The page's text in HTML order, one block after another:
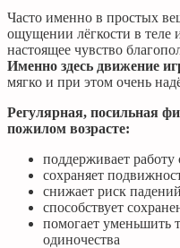
Часто именно в простых
ощущении лёгкости в
настоящее чувство
Именно здесь движение
мягко и при этом очень
Регулярная, посильная
пожилом возрасте:
поддерживает работу
сохраняет
снижает риск
способствует
помогает уменьшить
одиночества